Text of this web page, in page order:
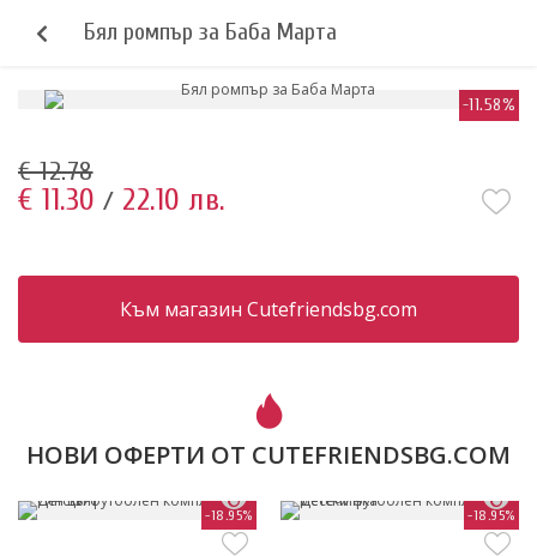
-11.58%
Бял ромпър за Баба Марта
€ 12.78
€ 11.30 / 22.10 лв.
Към магазин Cutefriendsbg.com
НОВИ ОФЕРТИ ОТ CUTEFRIENDSBG.COM
-18.95% -18.95%